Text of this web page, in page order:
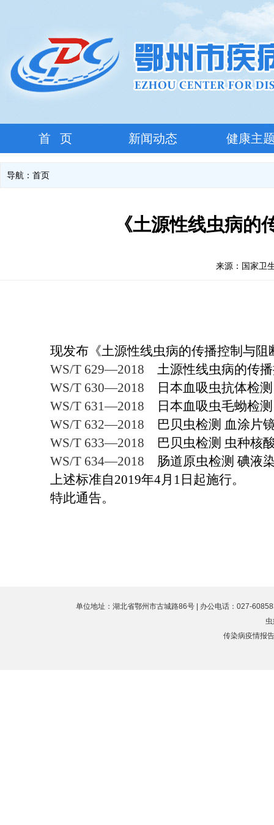
首 页 新闻动态 健康主
导航： 首页
《土源性线虫病
来源：国家卫
现发布《土源性线虫病的传播控制与阻
WS/T 629—2018 土源性线虫病的传
WS/T 630—2018 日本血吸虫抗体检
WS/T 631—2018 日本血吸虫毛蚴检
WS/T 632—2018 巴贝虫检测 血涂片
WS/T 633—2018 巴贝虫检测 虫种核
WS/T 634—2018 肠道原虫检测 碘液
上述标准自2019年4月1日起施行。
特此通告。
单位地址：湖北省鄂州市古城路86号 | 办公电话：027-
传染病疫情报